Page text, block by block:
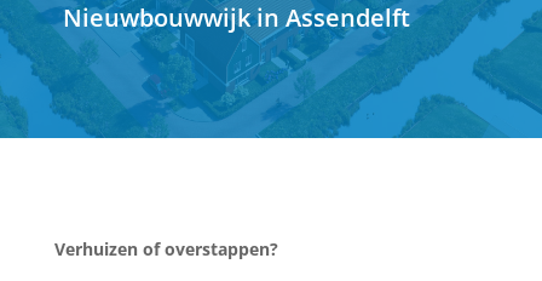
Nieuwbouwwijk in Assendelft
Verhuizen of overstappen?